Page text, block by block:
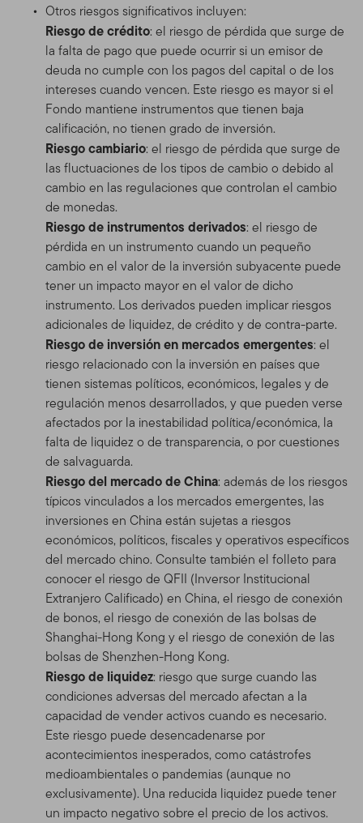
Otros riesgos significativos incluyen:
Riesgo de crédito: el riesgo de pérdida que surge de
la falta de pago que puede ocurrir si un emisor de
deuda no cumple con los pagos del capital o de los
intereses cuando vencen. Este riesgo es mayor si el
Fondo mantiene instrumentos que tienen baja
calificación, no tienen grado de inversión.
Riesgo cambiario: el riesgo de pérdida que surge de
las fluctuaciones de los tipos de cambio o debido al
cambio en las regulaciones que controlan el cambio
de monedas.
Riesgo de instrumentos derivados: el riesgo de
pérdida en un instrumento cuando un pequeño
cambio en el valor de la inversión subyacente puede
tener un impacto mayor en el valor de dicho
instrumento. Los derivados pueden implicar riesgos
adicionales de liquidez, de crédito y de contra-parte.
Riesgo de inversión en mercados emergentes: el
riesgo relacionado con la inversión en países que
tienen sistemas políticos, económicos, legales y de
regulación menos desarrollados, y que pueden verse
afectados por la inestabilidad política/económica, la
falta de liquidez o de transparencia, o por cuestiones
de salvaguarda.
Riesgo del mercado de China: además de los riesgos
típicos vinculados a los mercados emergentes, las
inversiones en China están sujetas a riesgos
económicos, políticos, fiscales y operativos específicos
del mercado chino. Consulte también el folleto para
conocer el riesgo de QFII (Inversor Institucional
Extranjero Calificado) en China, el riesgo de conexión
de bonos, el riesgo de conexión de las bolsas de
Shanghai-Hong Kong y el riesgo de conexión de las
bolsas de Shenzhen-Hong Kong.
Riesgo de liquidez: riesgo que surge cuando las
condiciones adversas del mercado afectan a la
capacidad de vender activos cuando es necesario.
Este riesgo puede desencadenarse por
acontecimientos inesperados, como catástrofes
medioambientales o pandemias (aunque no
exclusivamente). Una reducida liquidez puede tener
un impacto negativo sobre el precio de los activos.